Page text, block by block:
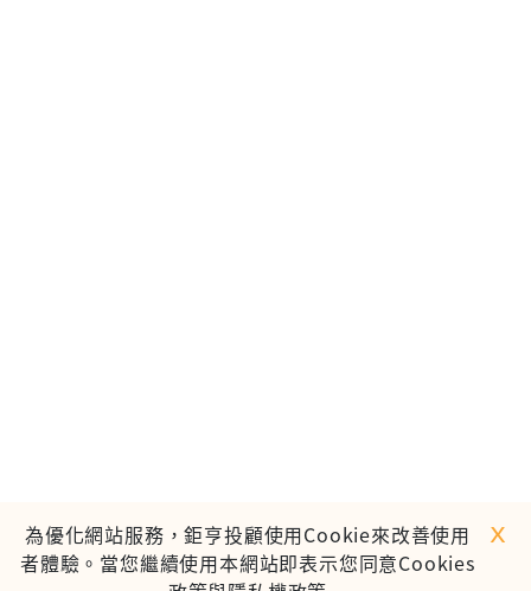
為優化網站服務，鉅亨投顧使用Cookie來改善使用
者體驗。當您繼續使用本網站即表示您同意Cookies
ｘ